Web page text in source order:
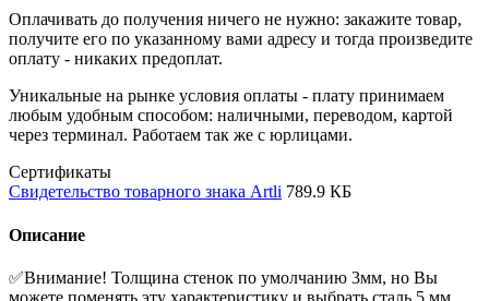
Оплачивать до получения ничего не нужно: закажите товар,
получите его по указанному вами адресу и тогда произведите
оплату - никаких предоплат.
Уникальные на рынке условия оплаты - плату принимаем
любым удобным способом: наличными, переводом, картой
через терминал. Работаем так же с юрлицами.
Сертификаты
Свидетельство товарного знака Artli 789.9 КБ
Описание
✅Внимание! Толщина стенок по умолчанию 3мм, но Вы
можете поменять эту характеристику и выбрать сталь 5 мм